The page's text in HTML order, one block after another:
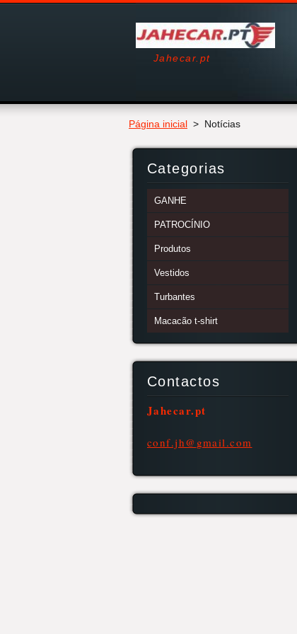
Jahecar.pt
Página inicial > Notícias
Categorias
GANHE
PATROCÍNIO
Produtos
Vestidos
Turbantes
Macacão t-shirt
Contactos
Jahecar.pt
conf.jh@ gmail.com